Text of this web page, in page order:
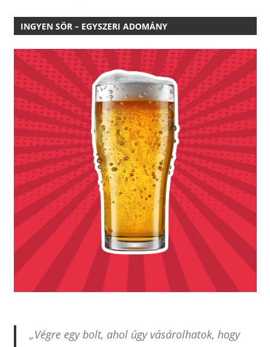
INGYEN SÖR – EGYSZERI ADOMÁNY
„Végre egy bolt, ahol úgy vásárolhatok, hogy